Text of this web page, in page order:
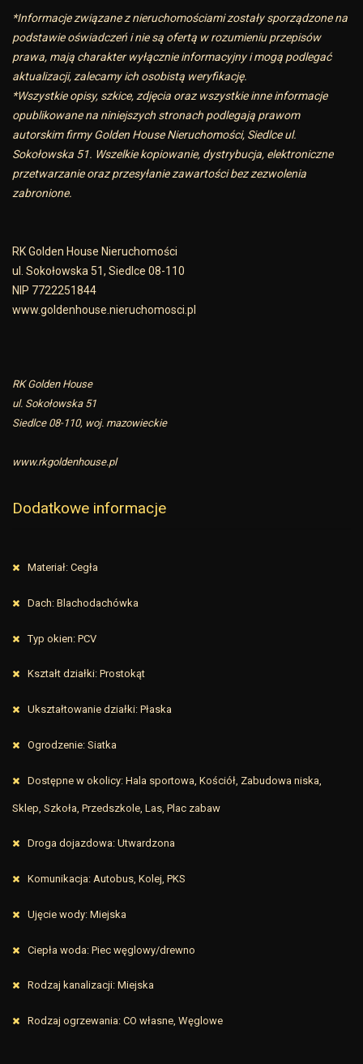
*Informacje związane z nieruchomościami zostały sporządzone na
podstawie oświadczeń i nie są ofertą w rozumieniu przepisów
prawa, mają charakter wyłącznie informacyjny i mogą podlegać
aktualizacji, zalecamy ich osobistą weryfikację.
*Wszystkie opisy, szkice, zdjęcia oraz wszystkie inne informacje
opublikowane na niniejszych stronach podlegają prawom
autorskim firmy Golden House Nieruchomości, Siedlce ul.
Sokołowska 51. Wszelkie kopiowanie, dystrybucja, elektroniczne
przetwarzanie oraz przesyłanie zawartości bez zezwolenia
zabronione.
RK Golden House Nieruchomości
ul. Sokołowska 51, Siedlce 08-110
NIP 7722251844
www.goldenhouse.nieruchomosci.pl
RK Golden House
ul. Sokołowska 51
Siedlce 08-110, woj. mazowieckie
www.rkgoldenhouse.pl
Dodatkowe informacje
Materiał: Cegła
Dach: Blachodachówka
Typ okien: PCV
Kształt działki: Prostokąt
Ukształtowanie działki: Płaska
Ogrodzenie: Siatka
Dostępne w okolicy: Hala sportowa, Kościół, Zabudowa niska,
Sklep, Szkoła, Przedszkole, Las, Plac zabaw
Droga dojazdowa: Utwardzona
Komunikacja: Autobus, Kolej, PKS
Ujęcie wody: Miejska
Ciepła woda: Piec węglowy/drewno
Rodzaj kanalizacji: Miejska
Rodzaj ogrzewania: CO własne, Węglowe